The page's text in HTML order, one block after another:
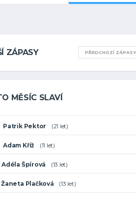
ZÁPASY PŘEDCHOZÍ ZÁPASY
MĚSÍC SLAVÍ
Patrik Pektor (21 let)
Adam Kříž (11 let)
Adéla Špírová (13 let)
Žaneta Plačková (13 let)